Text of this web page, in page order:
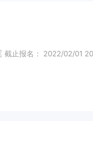
截止报名： 2022/02/01